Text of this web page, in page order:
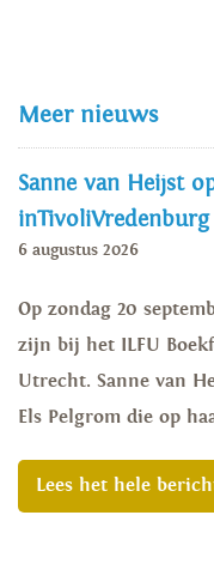
Meer nieuws
Sanne van Heijst
6 augustus 2026
Op zondag 20
zijn bij het ILFU
Utrecht. Sanne van
Els Pelgrom die op
Lees het hele